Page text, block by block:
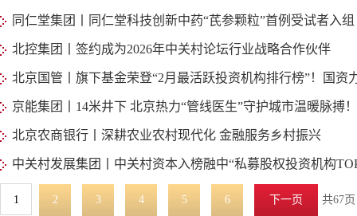
同仁堂集团丨同仁堂科技创新中药“芪参颗粒”首例受试者入
北控集团丨签约成为2026年中关村论坛行业战略合作伙伴
北京国管丨旗下基金荣登“2月最活跃投资机构排行榜”！国资
京能集团丨14米井下 北京热力“管线医生”守护城市温暖脉搏！
北京农商银行丨深耕农业农村现代化 金融服务乡村振兴
中关村发展集团丨中关村资本入榜融中“私募股权投资机构
1 2 3 4 5 6 下一页 共67